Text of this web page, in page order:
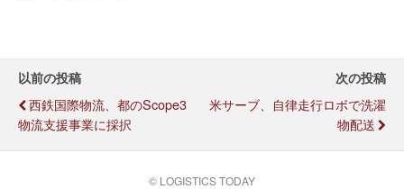
以前の投稿
西鉄国際物流、都のScope3
物流支援事業に採択
次の投稿
米サーブ、自律走行ロボで洗濯
物配送
© LOGISTICS TODAY